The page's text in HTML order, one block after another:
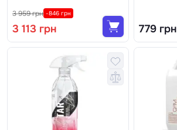
3 959 грн -846 грн
3 113 грн 779 грн